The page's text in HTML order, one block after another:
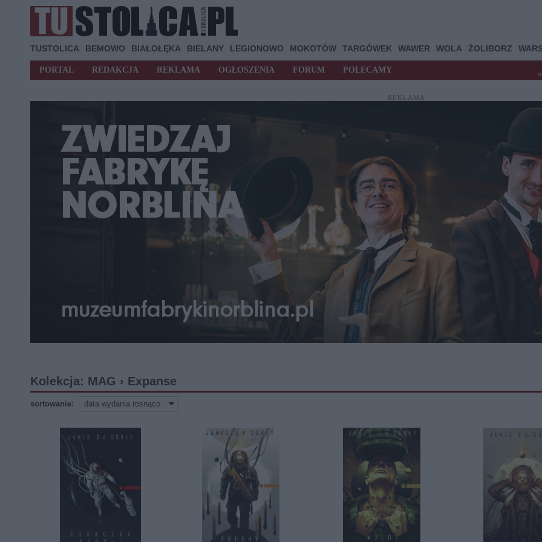
TUSTOLICA BEMOWO BIAŁOŁĘKA BIELANY LEGIONOWO MOKOTÓW TARGÓWEK WAWER WOLA ŻOLIBORZ
PORTAL REDAKCJA REKLAMA OGŁOSZENIA FORUM POLECAMY
REKLAMA
Kolekcja: MAG › Expanse
sortowanie: